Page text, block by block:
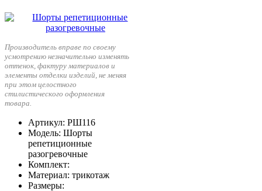
Производитель вправе по своему
усмотрению незначительно изменять
оттенок, фактуру материалов и
элементы отделки изделий, не меняя
при этом целостного
стилистического оформления
товара.
Артикул: РШ116
Модель: Шорты
репетиционные
разогревочные
Комплект:
Материал: трикотаж
Размеры: